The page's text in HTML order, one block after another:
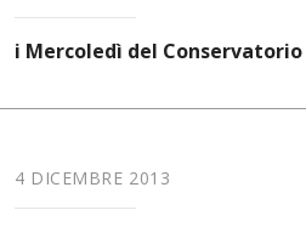
i Mercoledì del Conservatorio
4 DICEMBRE 2013